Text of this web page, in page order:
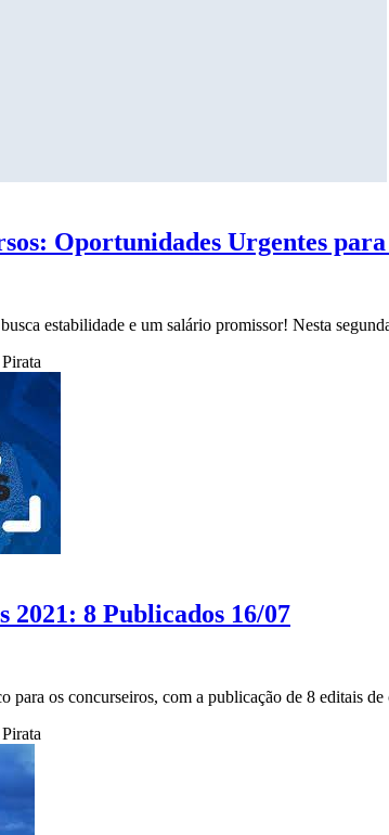
Oportunidades Urgentes para
estabilidade e um salário promissor! Nesta
8 Publicados 16/07
os concurseiros, com a publicação de 8 editais